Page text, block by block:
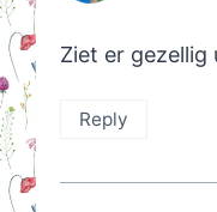
Ziet er gezellig
Reply